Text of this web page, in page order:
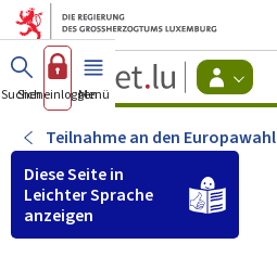
ZumZum Inhalt
Guichet.lu
Menu
actif
Suchen
Sich einloggen
Menü Haupt-
Teilnahme an den
Diese Seite in
Leichter Sprache
anzeigen